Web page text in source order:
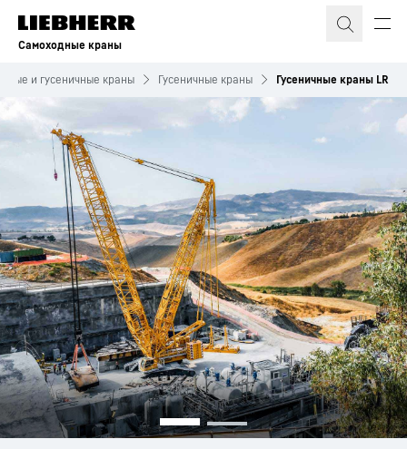
Самоходные краны
и гусеничные краны Гусеничные краны Гусеничные краны LR